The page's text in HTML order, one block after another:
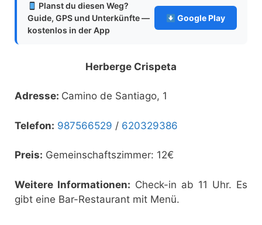
Planst du diesen Weg?
Guide, GPS und Unterkünfte —
kostenlos in der App
Google Play
Herberge Crispeta
Adresse: Camino de Santiago, 1
Telefon: 987566529 / 620329386
Preis: Gemeinschaftszimmer: 12€
Weitere Informationen: Check-in ab 11 Uhr. Es
gibt eine Bar-Restaurant mit Menü.